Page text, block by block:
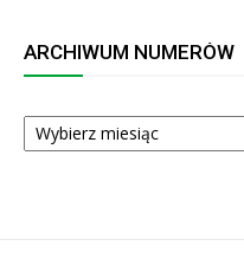
ARCHIWUM NUMERÓW
ARCHIWUM
NUMERÓW